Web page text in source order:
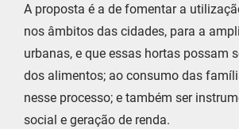
A proposta é a de fomentar a
nos âmbitos das cidades, para a
urbanas, e que essas hortas possam
dos alimentos; ao consumo das
nesse processo; e também ser
social e geração de renda.